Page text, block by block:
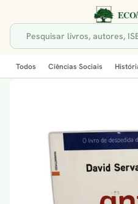
Todos Ciências Sociais